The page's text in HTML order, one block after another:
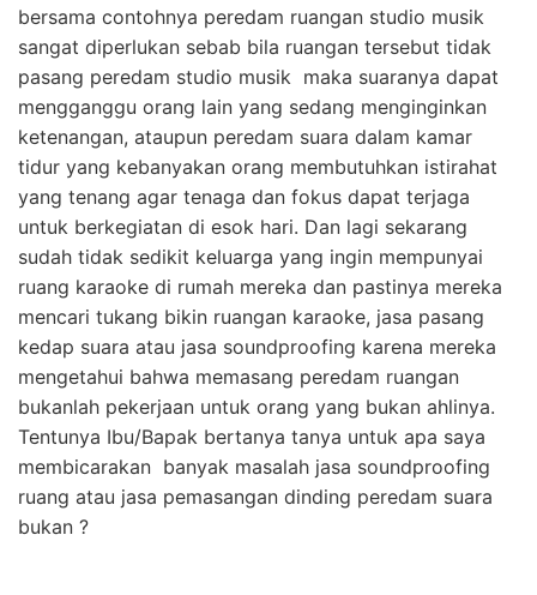
bersama contohnya peredam ruangan studio musik
sangat diperlukan sebab bila ruangan tersebut tidak
pasang peredam studio musik maka suaranya dapat
mengganggu orang lain yang sedang menginginkan
ketenangan, ataupun peredam suara dalam kamar
tidur yang kebanyakan orang membutuhkan istirahat
yang tenang agar tenaga dan fokus dapat terjaga
untuk berkegiatan di esok hari. Dan lagi sekarang
sudah tidak sedikit keluarga yang ingin mempunyai
ruang karaoke di rumah mereka dan pastinya mereka
mencari tukang bikin ruangan karaoke, jasa pasang
kedap suara atau jasa soundproofing karena mereka
mengetahui bahwa memasang peredam ruangan
bukanlah pekerjaan untuk orang yang bukan ahlinya.
Tentunya Ibu/Bapak bertanya tanya untuk apa saya
membicarakan banyak masalah jasa soundproofing
ruang atau jasa pemasangan dinding peredam suara
bukan ?